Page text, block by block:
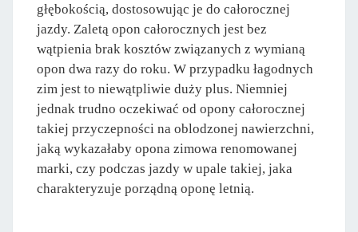
głębokością, dostosowując je do całorocznej
jazdy. Zaletą opon całorocznych jest bez
wątpienia brak kosztów związanych z wymianą
opon dwa razy do roku. W przypadku łagodnych
zim jest to niewątpliwie duży plus. Niemniej
jednak trudno oczekiwać od opony całorocznej
takiej przyczepności na oblodzonej nawierzchni,
jaką wykazałaby opona zimowa renomowanej
marki, czy podczas jazdy w upale takiej, jaka
charakteryzuje porządną oponę letnią.